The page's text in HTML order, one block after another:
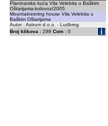
Planinarska kuća Vila Velebita u Baškim
Oštarijama-kolovoz/2005
Mountaineering house Vila Velebita u
Baškim Oštarijama
Autor : Astrum d.o.o. - Ludbreg
Broj klikova :298 Com :0